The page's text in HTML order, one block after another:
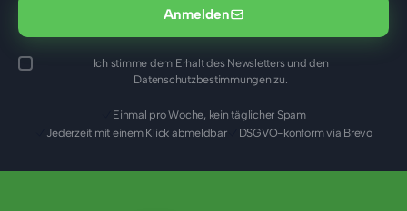
Anmelden
Ich stimme dem Erhalt des Newsletters und den
Datenschutzbestimmungen zu.
Einmal pro Woche, kein täglicher Spam
Jederzeit mit einem Klick abmeldbar
DSGVO-konform via Brevo